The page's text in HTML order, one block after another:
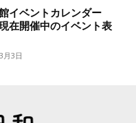
イベントカレンダー
在開催中のイベント表
月3日